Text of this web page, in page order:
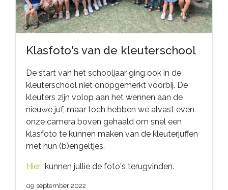
Klasfoto's van de kleuterschool
De start van het schooljaar ging ook in de
kleuterschool niet onopgemerkt voorbij. De
kleuters zijn volop aan het wennen aan de
nieuwe juf, maar toch hebben we alvast even
onze camera boven gehaald om snel een
klasfoto te kunnen maken van de kleuterjuffen
met hun (b)engeltjes.
Hier kunnen jullie de foto's terugvinden.
09 september 2022